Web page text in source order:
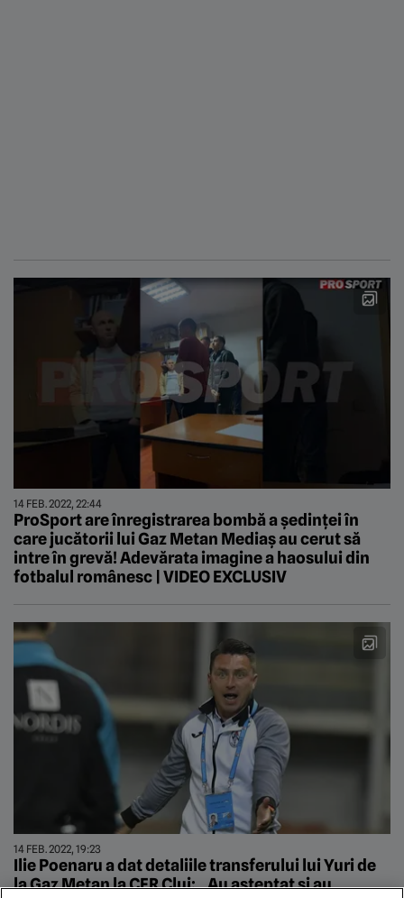
14 FEB. 2022, 22:44
ProSport are înregistrarea bombă a ședinței în
care jucătorii lui Gaz Metan Mediaș au cerut să
intre în grevă! Adevărata imagine a haosului din
fotbalul românesc | VIDEO EXCLUSIV
14 FEB. 2022, 19:23
Ilie Poenaru a dat detaliile transferului lui Yuri de
la Gaz Metan la CFR Cluj: „Au așteptat și au